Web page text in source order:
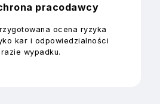
pracodawcy
ocena ryzyka
kar i odpowiedzialności
wypadku.